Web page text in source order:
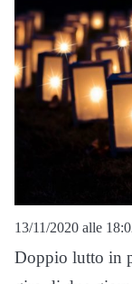
13/11/2020 alle
Doppio lutto in